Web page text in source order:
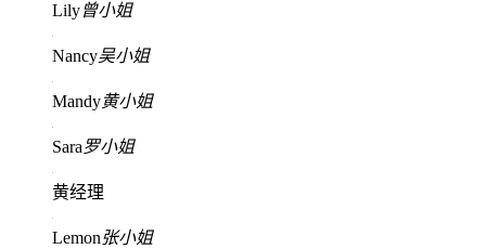
Lily曾小姐
Nancy吴小姐
Mandy黄小姐
Sara罗小姐
黄经理
Lemon张小姐